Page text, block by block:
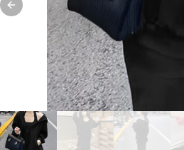
Previous slide